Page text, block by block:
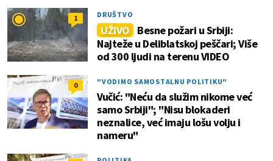
1 DRUŠTVO
UŽIVO Besne požari u Srbiji:
Najteže u Deliblatskoj peščari; Više
od 300 ljudi na terenu VIDEO
0 "VODIMO SAMOSTALNU POLITIKU"
Vučić: "Neću da služim nikome već
samo Srbiji"; "Nisu blokaderi
neznalice, već imaju lošu volju i
nameru"